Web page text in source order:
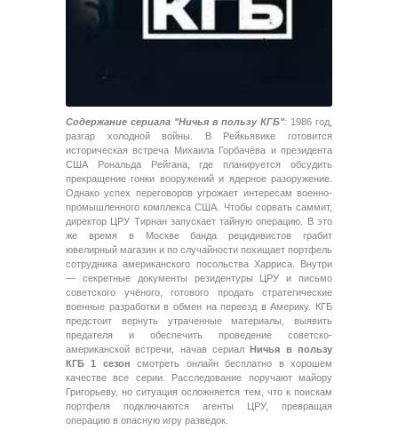
Содержание сериала "Ничья в пользу КГБ": 1986 год,
разгар холодной войны. В Рейкьявике готовится
историческая встреча Михаила Горбачёва и президента
США Рональда Рейгана, где планируется обсудить
прекращение гонки вооружений и ядерное разоружение.
Однако успех переговоров угрожает интересам военно-
промышленного комплекса США. Чтобы сорвать саммит,
директор ЦРУ Тирнан запускает тайную операцию. В это
же время в Москве банда рецидивистов грабит
ювелирный магазин и по случайности похищает портфель
сотрудника американского посольства Харриса. Внутри
— секретные документы резидентуры ЦРУ и письмо
советского учёного, готового продать стратегические
военные разработки в обмен на переезд в Америку. КГБ
предстоит вернуть утраченные материалы, выявить
предателя и обеспечить проведение советско-
американской встречи, начав сериал
Ничья в пользу
КГБ 1 сезон смотреть онлайн бесплатно в хорошем
качестве все серии. Расследование поручают майору
Григорьеву, но ситуация осложняется тем, что к поискам
портфеля подключаются агенты ЦРУ, превращая
операцию в опасную игру разведок.